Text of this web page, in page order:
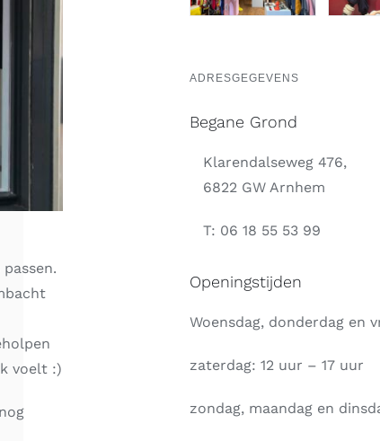
passen.
voelt :)
ADRESGEGEVENS
Begane Grond
Klarendalseweg 476,
6822 GW Arnhem
T: 06 18 55 53 99
Openingstijden
Woensdag, donderdag en
zaterdag: 12 uur – 17 uur
zondag, maandag en